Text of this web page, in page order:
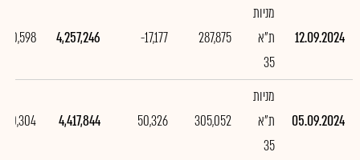
12.09.2024
מניות
ת"א
35
287,875
-17,177
4,257,246
05.09.2024
מניות
ת"א
35
305,052
50,326
4,417,844
700,304